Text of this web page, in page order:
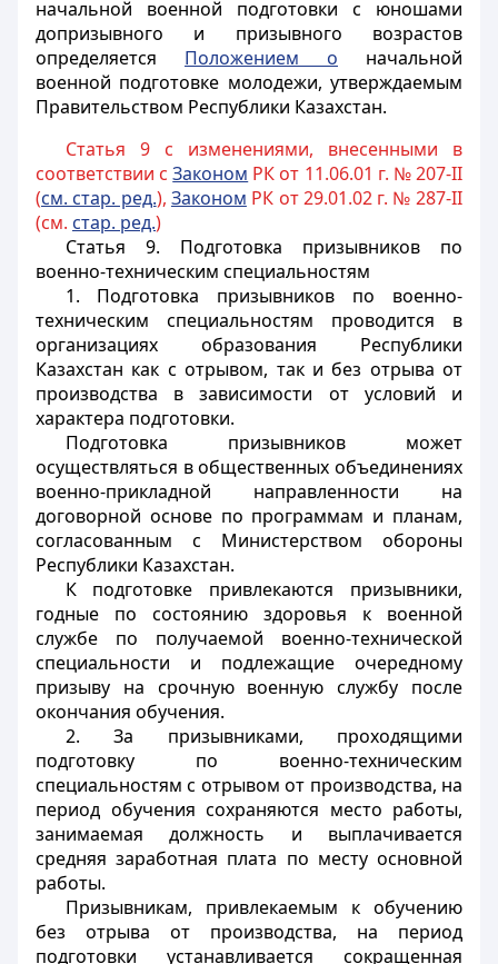
начальной военной подготовки с юношами
допризывного и призывного возрастов
определяется Положением о начальной
военной подготовке молодежи, утверждаемым
Правительством Республики Казахстан.
Статья 9 с изменениями, внесенными в
соответствии сЗаконом РК от 11.06.01 г. № 207-II
(см. стар. ред.), Законом РК от 29.01.02 г. № 287-II
(см. стар. ред.)
Статья 9. Подготовка призывников по
военно-техническим специальностям
1. Подготовка призывников по военно-
техническим специальностям проводится в
организациях образования Республики
Казахстан как с отрывом, так и без отрыва от
производства в зависимости от условий и
характера подготовки.
Подготовка призывников может
осуществляться в общественных объединениях
военно-прикладной направленности на
договорной основе по программам и планам,
согласованным с Министерством обороны
Республики Казахстан.
К подготовке привлекаются призывники,
годные по состоянию здоровья к военной
службе по получаемой военно-технической
специальности и подлежащие очередному
призыву на срочную военную службу после
окончания обучения.
2. За призывниками, проходящими
подготовку по военно-техническим
специальностям с отрывом от производства, на
период обучения сохраняются место работы,
занимаемая должность и выплачивается
средняя заработная плата по месту основной
работы.
Призывникам, привлекаемым к обучению
без отрыва от производства, на период
подготовки устанавливается сокращенная